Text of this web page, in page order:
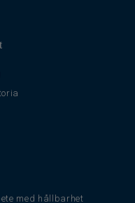
med hållbarhet